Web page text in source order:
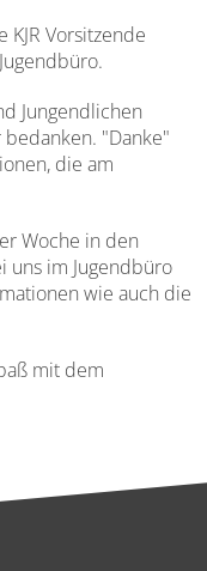
Vorsitzende
Jungendlichen
"Danke"
die am
Woche in den
uns im Jugendbüro
wie auch die
mit dem